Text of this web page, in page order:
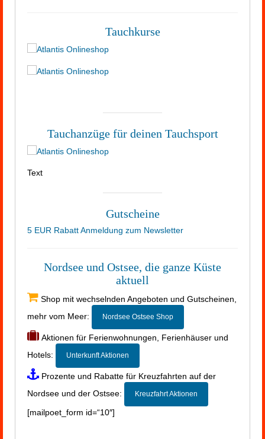
Tauchkurse
Tauchanzüge für deinen Tauchsport
Text
Gutscheine
5 EUR Rabatt Anmeldung zum Newsletter
Nordsee und Ostsee, die ganze Küste
aktuell
Shop mit wechselnden Angeboten und Gutscheinen,
mehr vom Meer:
Nordsee Ostsee Shop
Aktionen für Ferienwohnungen, Ferienhäuser und
Hotels:
Unterkunft Aktionen
Prozente und Rabatte für Kreuzfahrten auf der
Nordsee und der Ostsee:
Kreuzfahrt Aktionen
[mailpoet_form id=“10″]